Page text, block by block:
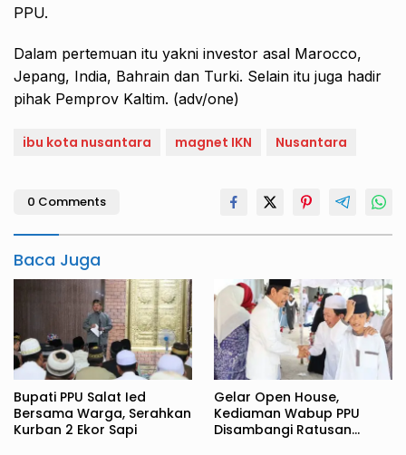
PPU.
Dalam pertemuan itu yakni investor asal Marocco,
Jepang, India, Bahrain dan Turki. Selain itu juga hadir
pihak Pemprov Kaltim. (adv/one)
ibu kota nusantara magnet IKN Nusantara
0 Comments
Baca Juga
Bupati PPU Salat Ied
Bersama Warga, Serahkan
Kurban 2 Ekor Sapi
Gelar Open House,
Kediaman Wabup PPU
Disambangi Ratusan